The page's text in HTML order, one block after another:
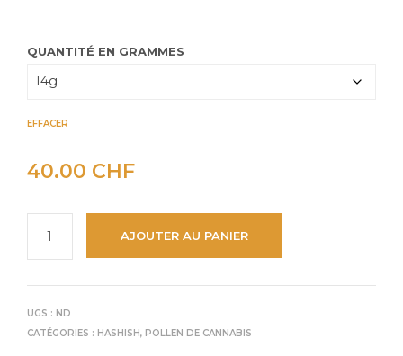
QUANTITÉ EN GRAMMES
EFFACER
40.00 CHF
AJOUTER AU PANIER
UGS : ND
CATÉGORIES : HASHISH, POLLEN DE CANNABIS